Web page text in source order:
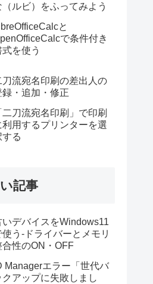
（ルビ）をふってみよう
と
で条件付き
式を使う
刀流宛名印刷の差出人の
録・追加・修正
二刀流宛名印刷」で印刷
利用するプリンターを選
する
記事
いデバイスをWindows11
使う-ドライバーとメモリ
合性のON・OFF
Managerエラー「世代バ
クアップに失敗しまし